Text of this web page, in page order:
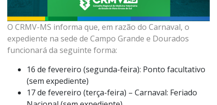
O CRMV-MS informa que, em razão do Carnaval, o
expediente na sede de Campo Grande e Dourados
funcionará da seguinte forma:
16 de fevereiro (segunda-feira): Ponto facultativo
(sem expediente)
17 de fevereiro (terça-feira) – Carnaval: Feriado